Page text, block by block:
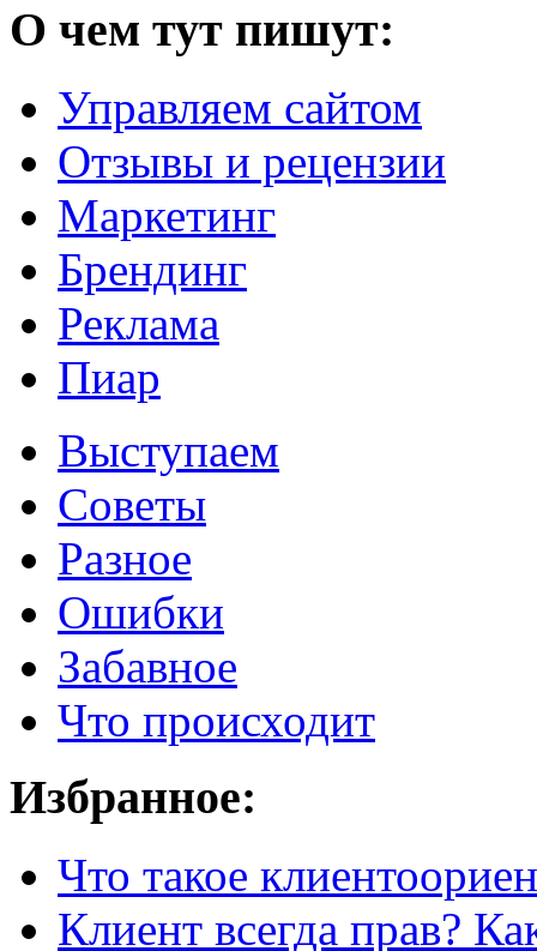
О чем тут пишут:
Управляем сайтом
Отзывы и рецензии
Маркетинг
Брендинг
Реклама
Пиар
Выступаем
Советы
Разное
Ошибки
Забавное
Что происходит
Избранное:
Что такое
Клиент всегда прав?